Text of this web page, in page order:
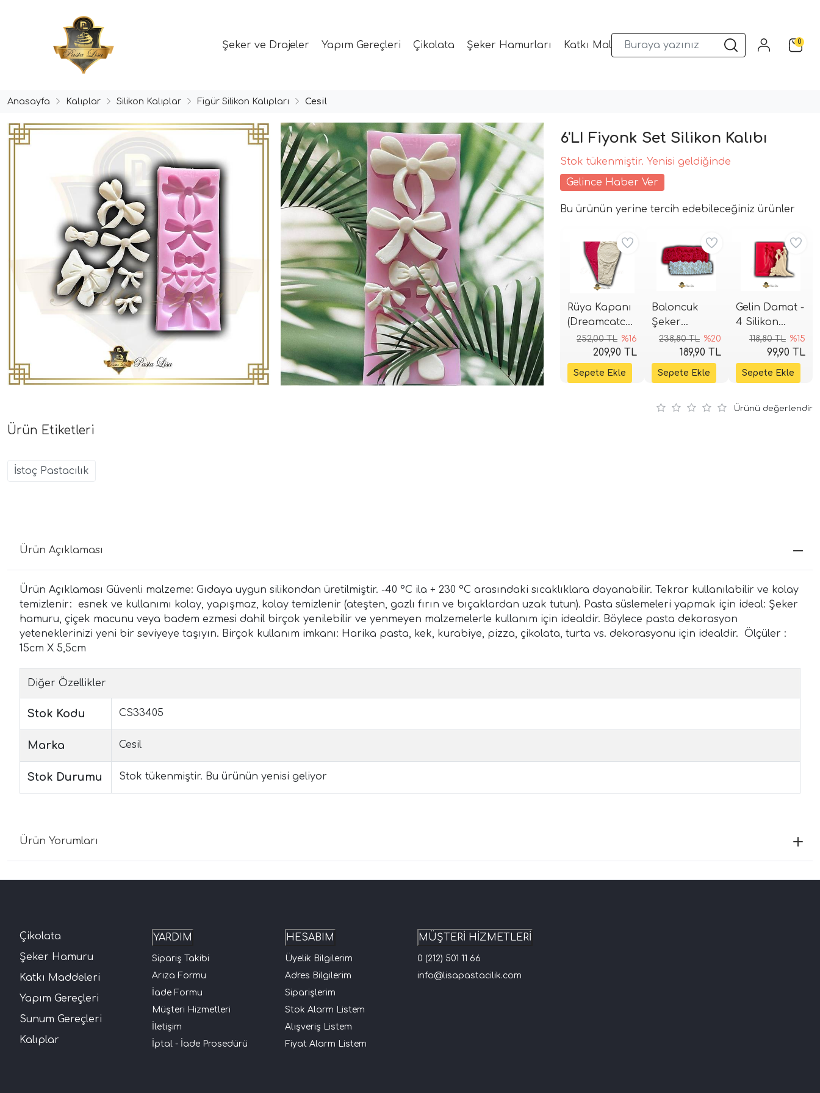
Şeker ve Drajeler Yapım Gereçleri Çikolata Şeker Hamurları Katkı Malzemeleri Sunum Gereçleri Kalıplar0
Anasayfa Kalıplar Silikon Kalıplar Figür Silikon Kalıpları Cesil
6'LI Fiyonk Set Silikon Kalıbı
Stok tükenmiştir. Yenisi geldiğinde
Gelince Haber Ver
Bu ürünün yerine tercih edebileceğiniz ürünler
Rüya Kapanı
(Dreamcatcher)
Silikon Kalıp
26x12,5 cm
252,00 TL %16
209,90 TL
Aynı Gün Kargo
Baloncuk
Şeker
Hamuru
Kalıbı
238,80 TL %20
189,90 TL
Aynı Gün Kargo
Gelin Damat -
4 Silikon
Kalıbı
118,80 TL %15
99,90 TL
Aynı Gün Kargo
Ürünü değerlendir
Ürün Etiketleri
İstoç Pastacılık
Ürün Açıklaması
Ürün Açıklaması Güvenli malzeme: Gıdaya uygun silikondan üretilmiştir. -40 °C ila + 230 °C arasındaki sıcaklıklara dayanabilir. Tekrar kullanılabilir ve kolay
temizlenir: esnek ve kullanımı kolay, yapışmaz, kolay temizlenir (ateşten, gazlı fırın ve bıçaklardan uzak tutun). Pasta süslemeleri yapmak için ideal: Şeker
hamuru, çiçek macunu veya badem ezmesi dahil birçok yenilebilir ve yenmeyen malzemelerle kullanım için idealdir. Böylece pasta dekorasyon
yeteneklerinizi yeni bir seviyeye taşıyın. Birçok kullanım imkanı: Harika pasta, kek, kurabiye, pizza, çikolata, turta vs. dekorasyonu için idealdir. Ölçüler :
15cm X 5,5cm
Diğer Özellikler
Stok Kodu CS33405
Marka Cesil
Stok Durumu Stok tükenmiştir. Bu ürünün yenisi geliyor
Ürün Yorumları
Çikolata
Şeker Hamuru
Katkı Maddeleri
Yapım Gereçleri
Sunum Gereçleri
Kalıplar
YARDIM
Sipariş Takibi
Arıza Formu
İade Formu
Müşteri Hizmetleri
İletişim
İptal - İade Prosedürü
HESABIM
Üyelik Bilgilerim
Adres Bilgilerim
Siparişlerim
Stok Alarm Listem
Alışveriş Listem
Fiyat Alarm Listem
MÜŞTERİ HİZMETLERİ
0 (212) 501 11 66
info@lisapastacilik.com